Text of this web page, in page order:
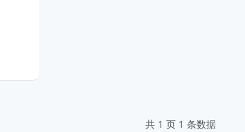
共 1 页 1 条数据